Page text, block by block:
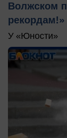
Волжском
рекордам!»
У «Юности»